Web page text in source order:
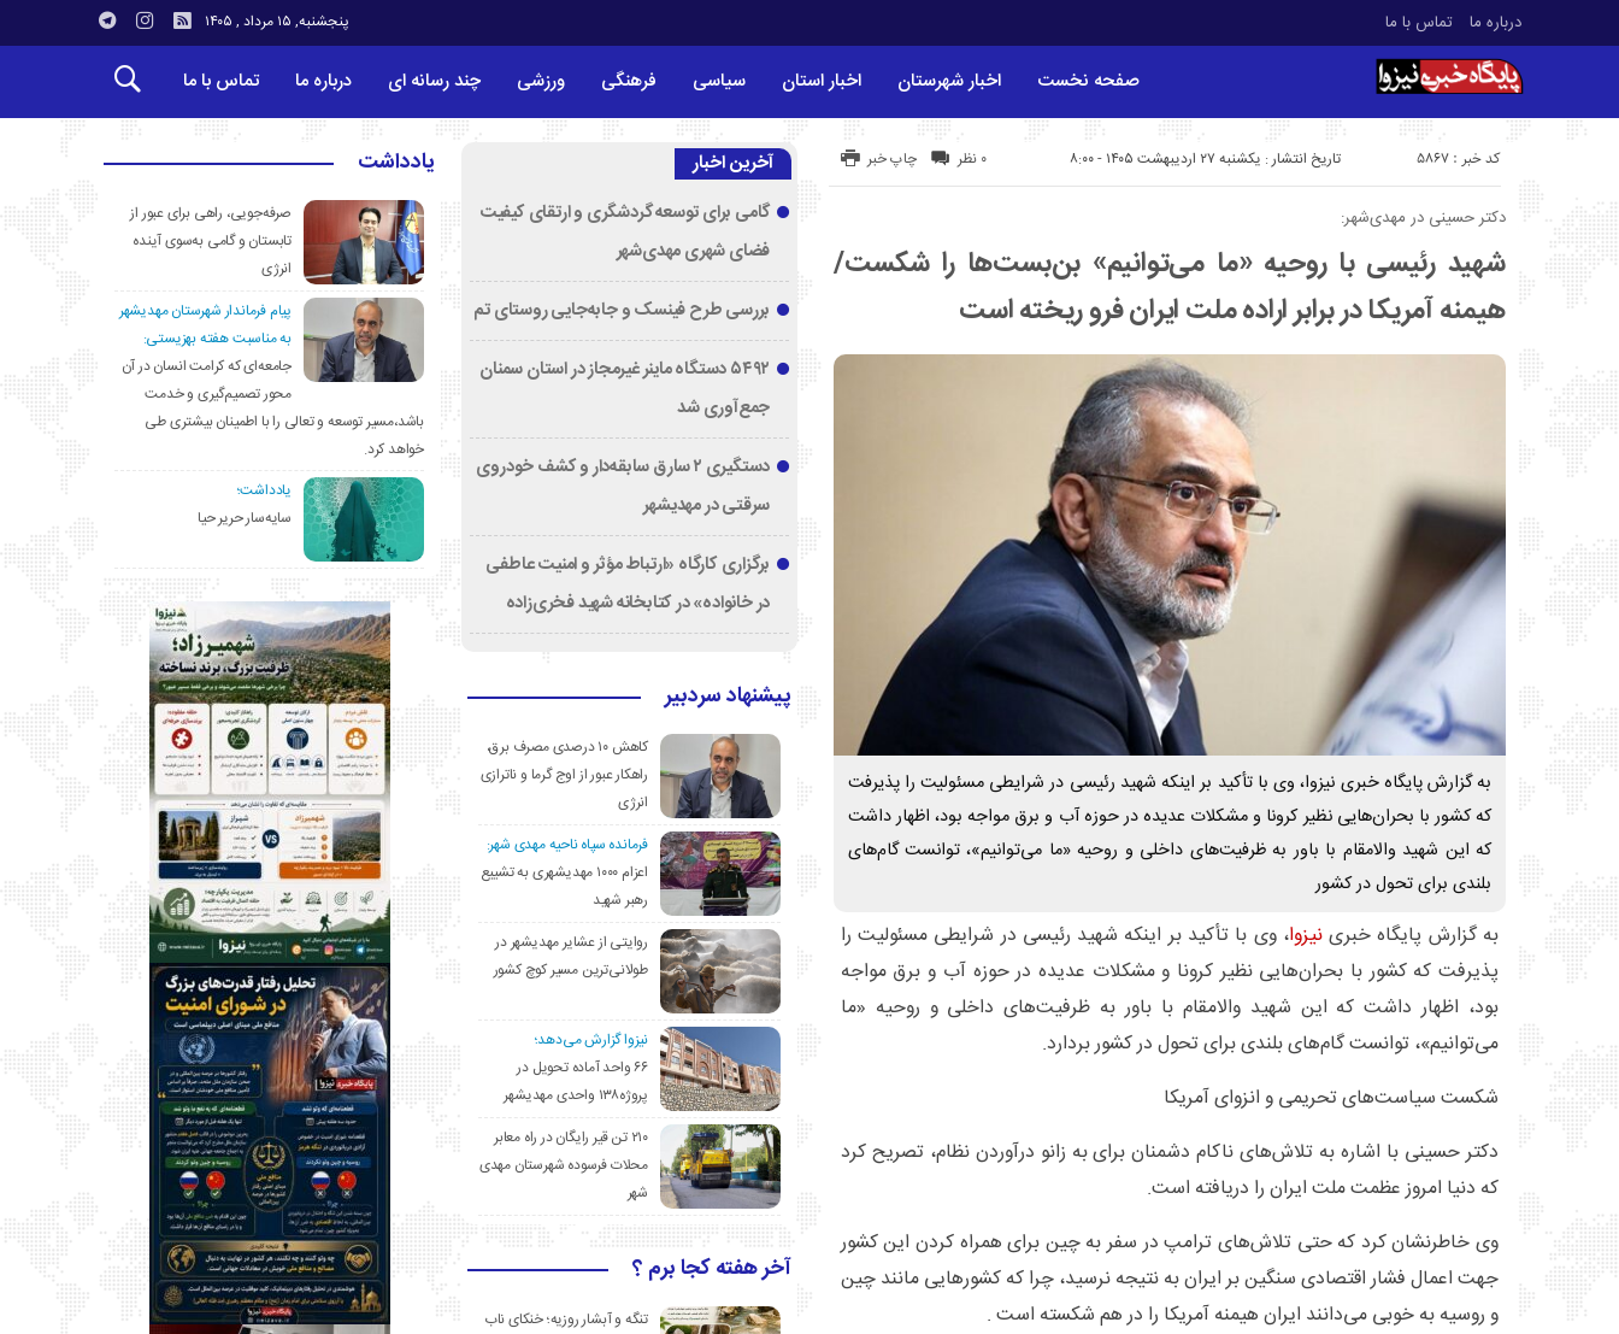
درباره ما تماس با ما پنجشنبه, ۱۵ مرداد , ۱۴۰۵
صفحه نخست اخبار شهرستان اخبار استان سیاسی فرهنگی ورزشی چند رسانه ای درباره ما تماس با ما
تاریخ انتشار : یکشنبه ۲۷ اردیبهشت ۱۴۰۵ - ۸:۰۰ کد خبر : 5867 چاپ خبر ۰ نظر
دکتر حسینی در مهدی‌شهر:
شهید رئیسی با روحیه «ما می‌توانیم» بن‌بست‌ها را شکست/
هیمنه آمریکا در برابر اراده ملت ایران فرو ریخته است
به گزارش پایگاه خبری نیزوا، وی با تأکید بر اینکه شهید رئیسی در شرایطی مسئولیت را پذیرفت
که کشور با بحران‌هایی نظیر کرونا و مشکلات عدیده در حوزه آب و برق مواجه بود، اظهار داشت
که این شهید والامقام با باور به ظرفیت‌های داخلی و روحیه «ما می‌توانیم»، توانست گام‌های
بلندی برای تحول در کشور
به گزارش پایگاه خبرینیزوا، وی با تأکید بر اینکه شهید رئیسی در شرایطی مسئولیت را
پذیرفت که کشور با بحران‌هایی نظیر کرونا و مشکلات عدیده در حوزه آب و برق مواجه
بود، اظهار داشت که این شهید والامقام با باور به ظرفیت‌های داخلی و روحیه «ما
می‌توانیم»، توانست گام‌های بلندی برای تحول در کشور بردارد.
شکست سیاست‌های تحریمی و انزوای آمریکا
دکتر حسینی با اشاره به تلاش‌های ناکام دشمنان برای به زانو درآوردن نظام، تصریح کرد
که دنیا امروز عظمت ملت ایران را دریافته است.
وی خاطرنشان کرد که حتی تلاش‌های ترامپ در سفر به چین برای همراه کردن این کشور
جهت اعمال فشار اقتصادی سنگین بر ایران به نتیجه نرسید، چرا که کشورهایی مانند چین
و روسیه به خوبی می‌دانند ایران هیمنه آمریکا را در هم شکسته است .
آخرین اخبار
گامی برای توسعه گردشگری و ارتقای کیفیت
فضای شهری مهدی‌شهر
بررسی طرح فینسک و جابه‌جایی روستای تم
۵۴۹۲ دستگاه ماینر غیرمجاز در استان سمنان
جمع‌آوری شد
دستگیری ۲ سارق سابقه‌دار و کشف خودروی
سرقتی در مهدیشهر
برگزاری کارگاه «ارتباط مؤثر و امنیت عاطفی
در خانواده» در کتابخانه شهید فخری‌زاده
پیشنهاد سردبیر
کاهش ۱۰ درصدی مصرف برق،
راهکار عبور از اوج گرما و ناترازی
انرژی
فرمانده سپاه ناحیه مهدی شهر:
اعزام ۱۰۰۰ مهدیشهری به تشییع
رهبر شهید
روایتی از عشایر مهدیشهر در
طولانی‌ترین مسیر کوچ کشور
نیزوا گزارش می‌دهد؛
۶۶ واحد آماده تحویل در
پروژه۱۳۸ واحدی مهدیشهر
۲۱۰ تن قیر رایگان در راه معابر
محلات فرسوده شهرستان مهدی
شهر
آخر هفته کجا برم ؟
تنگه و آبشار روزیه؛ خنکای ناب
یادداشت
صرفه‌جویی، راهی برای عبور از
تابستان و گامی به‌سوی آینده
انرژی
پیام فرماندار شهرستان مهدیشهر
به مناسبت هفته بهزیستی:
جامعه‌ای که کرامت انسان در آن
محور تصمیم‌گیری و خدمت
باشد،مسیر توسعه و تعالی را با اطمینان بیشتری طی
خواهد کرد.
یادداشت؛
سایه‌سار حریر حیا